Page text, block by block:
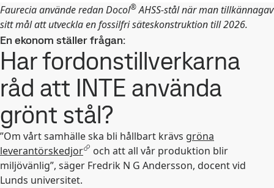
Faurecia använde redan Docol®AHSS-stål när man tillkännagav
sitt mål att utveckla en fossilfri säteskonstruktion till 2026.
En ekonom ställer frågan:
Har fordonstillverkarna
råd att INTE använda
grönt stål?
”Om vårt samhälle ska bli hållbart krävs gröna
leverantörskedjor
och att all vår produktion blir
miljövänlig”, säger Fredrik N G Andersson, docent vid
Lunds universitet.